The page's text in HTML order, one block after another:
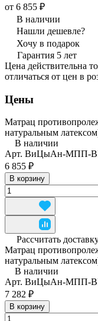
от 6 855 ₽
В наличии
Нашли дешевле?
Хочу в подарок
Гарантия 5 лет
Цена действительна
отличаться от цен в
Цены
Матрац
натуральным
В наличии
Арт. ВиЦыАн-МПП-
6 855 ₽
В корзину
Рассчитать
Матрац
натуральным
В наличии
Арт. ВиЦыАн-МПП-
7 282 ₽
В корзину